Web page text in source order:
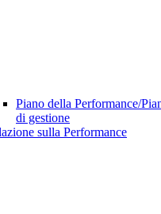
Piano della Performance/
di gestione
sulla Performance